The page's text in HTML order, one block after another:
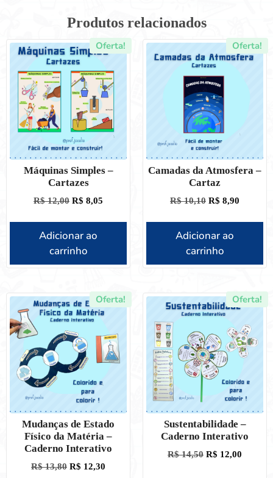
Produtos relacionados
Oferta!
Máquinas Simples –
Cartazes
R$12,00 R$ 8,05
Adicionar ao
carrinho
Oferta!
Camadas da Atmosfera –
Cartaz
R$10,10 R$ 8,90
Adicionar ao
carrinho
Oferta!
Mudanças de Estado
Físico da Matéria –
Caderno Interativo
R$13,80 R$ 12,30
Oferta!
Sustentabilidade –
Caderno Interativo
R$14,50 R$ 12,00